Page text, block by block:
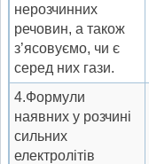
нерозчинних
речовин, а також
з’ясовуємо, чи є
серед них гази.
4.Формули
наявних у розчині
сильних
електролітів